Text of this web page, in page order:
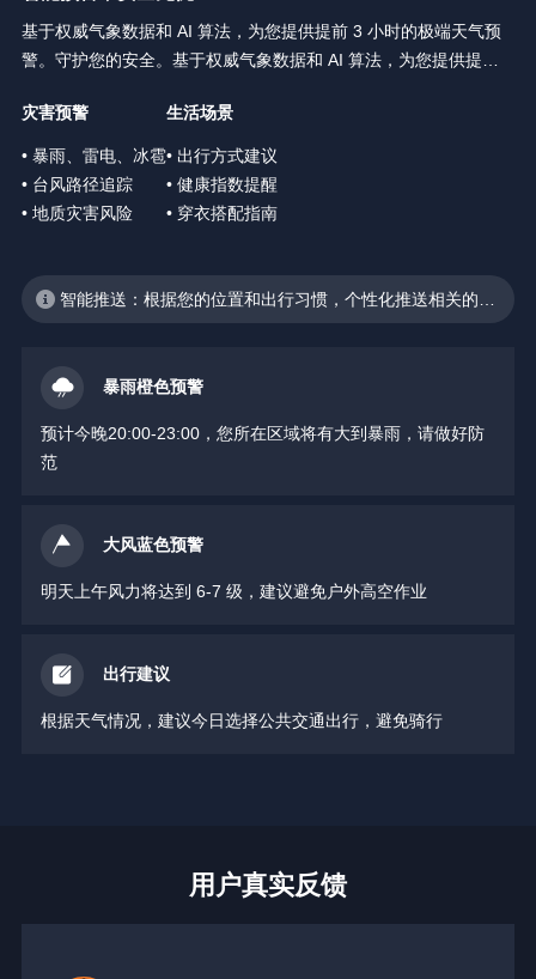
基于权威气象数据和 AI 算法，为您提供提前 3 小时的极端天气预
警。守护您的安全。基于权威气象数据和 AI 算法，为您提供提前 3
灾害预警
• 暴雨、雷电、冰雹
• 台风路径追踪
• 地质灾害风险
生活场景
• 出行方式建议
• 健康指数提醒
• 穿衣搭配指南
智能推送：根据您的位置和出行习惯，个性化推送相关的天
暴雨橙色预警
预计今晚20:00-23:00，您所在区域将有大到暴雨，请做好防
范
大风蓝色预警
明天上午风力将达到 6-7 级，建议避免户外高空作业
出行建议
根据天气情况，建议今日选择公共交通出行，避免骑行
用户真实反馈